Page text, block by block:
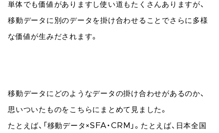
単体でも価値がありますし使い道もたくさんありますが、
移動データに別のデータを掛け合わせることでさらに多様
な価値が生みだされます。
移動データにどのようなデータの掛け合わせがあるのか、
思いついたものをこちらにまとめて見ました。
たとえば、「移動データ×SFA・CRM」。たとえば、日本全国